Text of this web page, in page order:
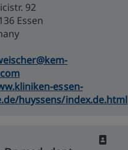
92
Essen
essen-
huyssens/index.de.html